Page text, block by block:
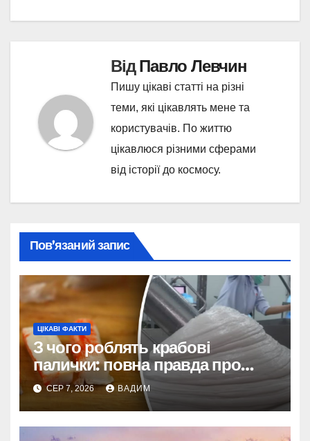
ВідПавло Левчин
Пишу цікаві статті на різні
теми, які цікавлять мене та
користувачів. По життю
цікавлюся різними сферами
від історії до космосу.
Пов’язаний запис
ЦІКАВІ ФАКТИ
З чого роблять крабові
палички: повна правда про
склад і виробництво
СЕР 7, 2026 ВАДИМ